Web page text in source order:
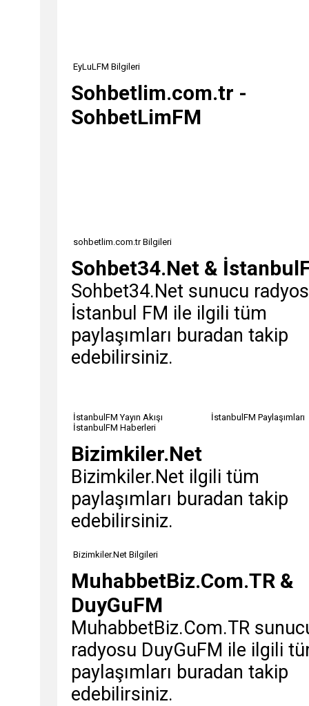
EyLuLFM Bilgileri
Sohbetlim.com.tr -
SohbetLimFM
sohbetlim.com.tr Bilgileri
Sohbet34.Net &
Sohbet34.Net sunucu
İstanbul FM ile ilgili tüm
paylaşımları buradan takip
edebilirsiniz.
İstanbulFM Yayın Akışı
İstanbulFM Paylaşımları
İstanbulFM Haberleri
Bizimkiler.Net
Bizimkiler.Net ilgili tüm
paylaşımları buradan takip
edebilirsiniz.
Bizimkiler.Net Bilgileri
MuhabbetBiz.Com.TR &
DuyGuFM
MuhabbetBiz.Com.TR
radyosu DuyGuFM ile ilgili
paylaşımları buradan takip
edebilirsiniz.